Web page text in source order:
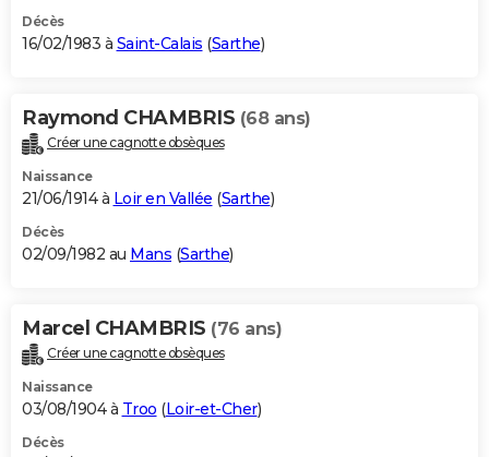
Décès
16/02/1983 à Saint-Calais (Sarthe)
Raymond CHAMBRIS (68 ans)
Créer une cagnotte obsèques
Naissance
21/06/1914 à Loir en Vallée (Sarthe)
Décès
02/09/1982 au Mans (Sarthe)
Marcel CHAMBRIS (76 ans)
Créer une cagnotte obsèques
Naissance
03/08/1904 à Troo (Loir-et-Cher)
Décès